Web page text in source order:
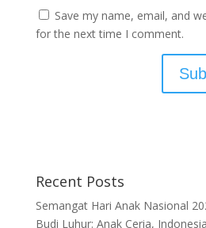
Save my name, email, and
for the next time I comment.
Recent Posts
Semangat Hari Anak Nasional
Budi Luhur: Anak Ceria,